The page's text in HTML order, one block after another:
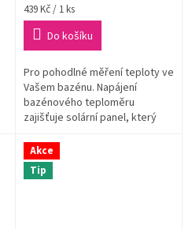
Měrná
cena:
439 Kč / 1 ks
Do košíku
Pro pohodlné měření teploty ve
Vašem bazénu. Napájení
bazénového teploměru
zajišťuje solární panel, který
Akce
Tip